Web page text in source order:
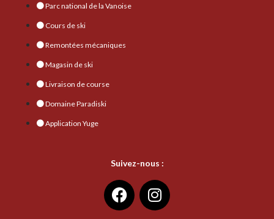
Parc national de la Vanoise
Cours de ski
Remontées mécaniques
Magasin de ski
Livraison de course
Domaine Paradiski
Application Yuge
Suivez-nous :